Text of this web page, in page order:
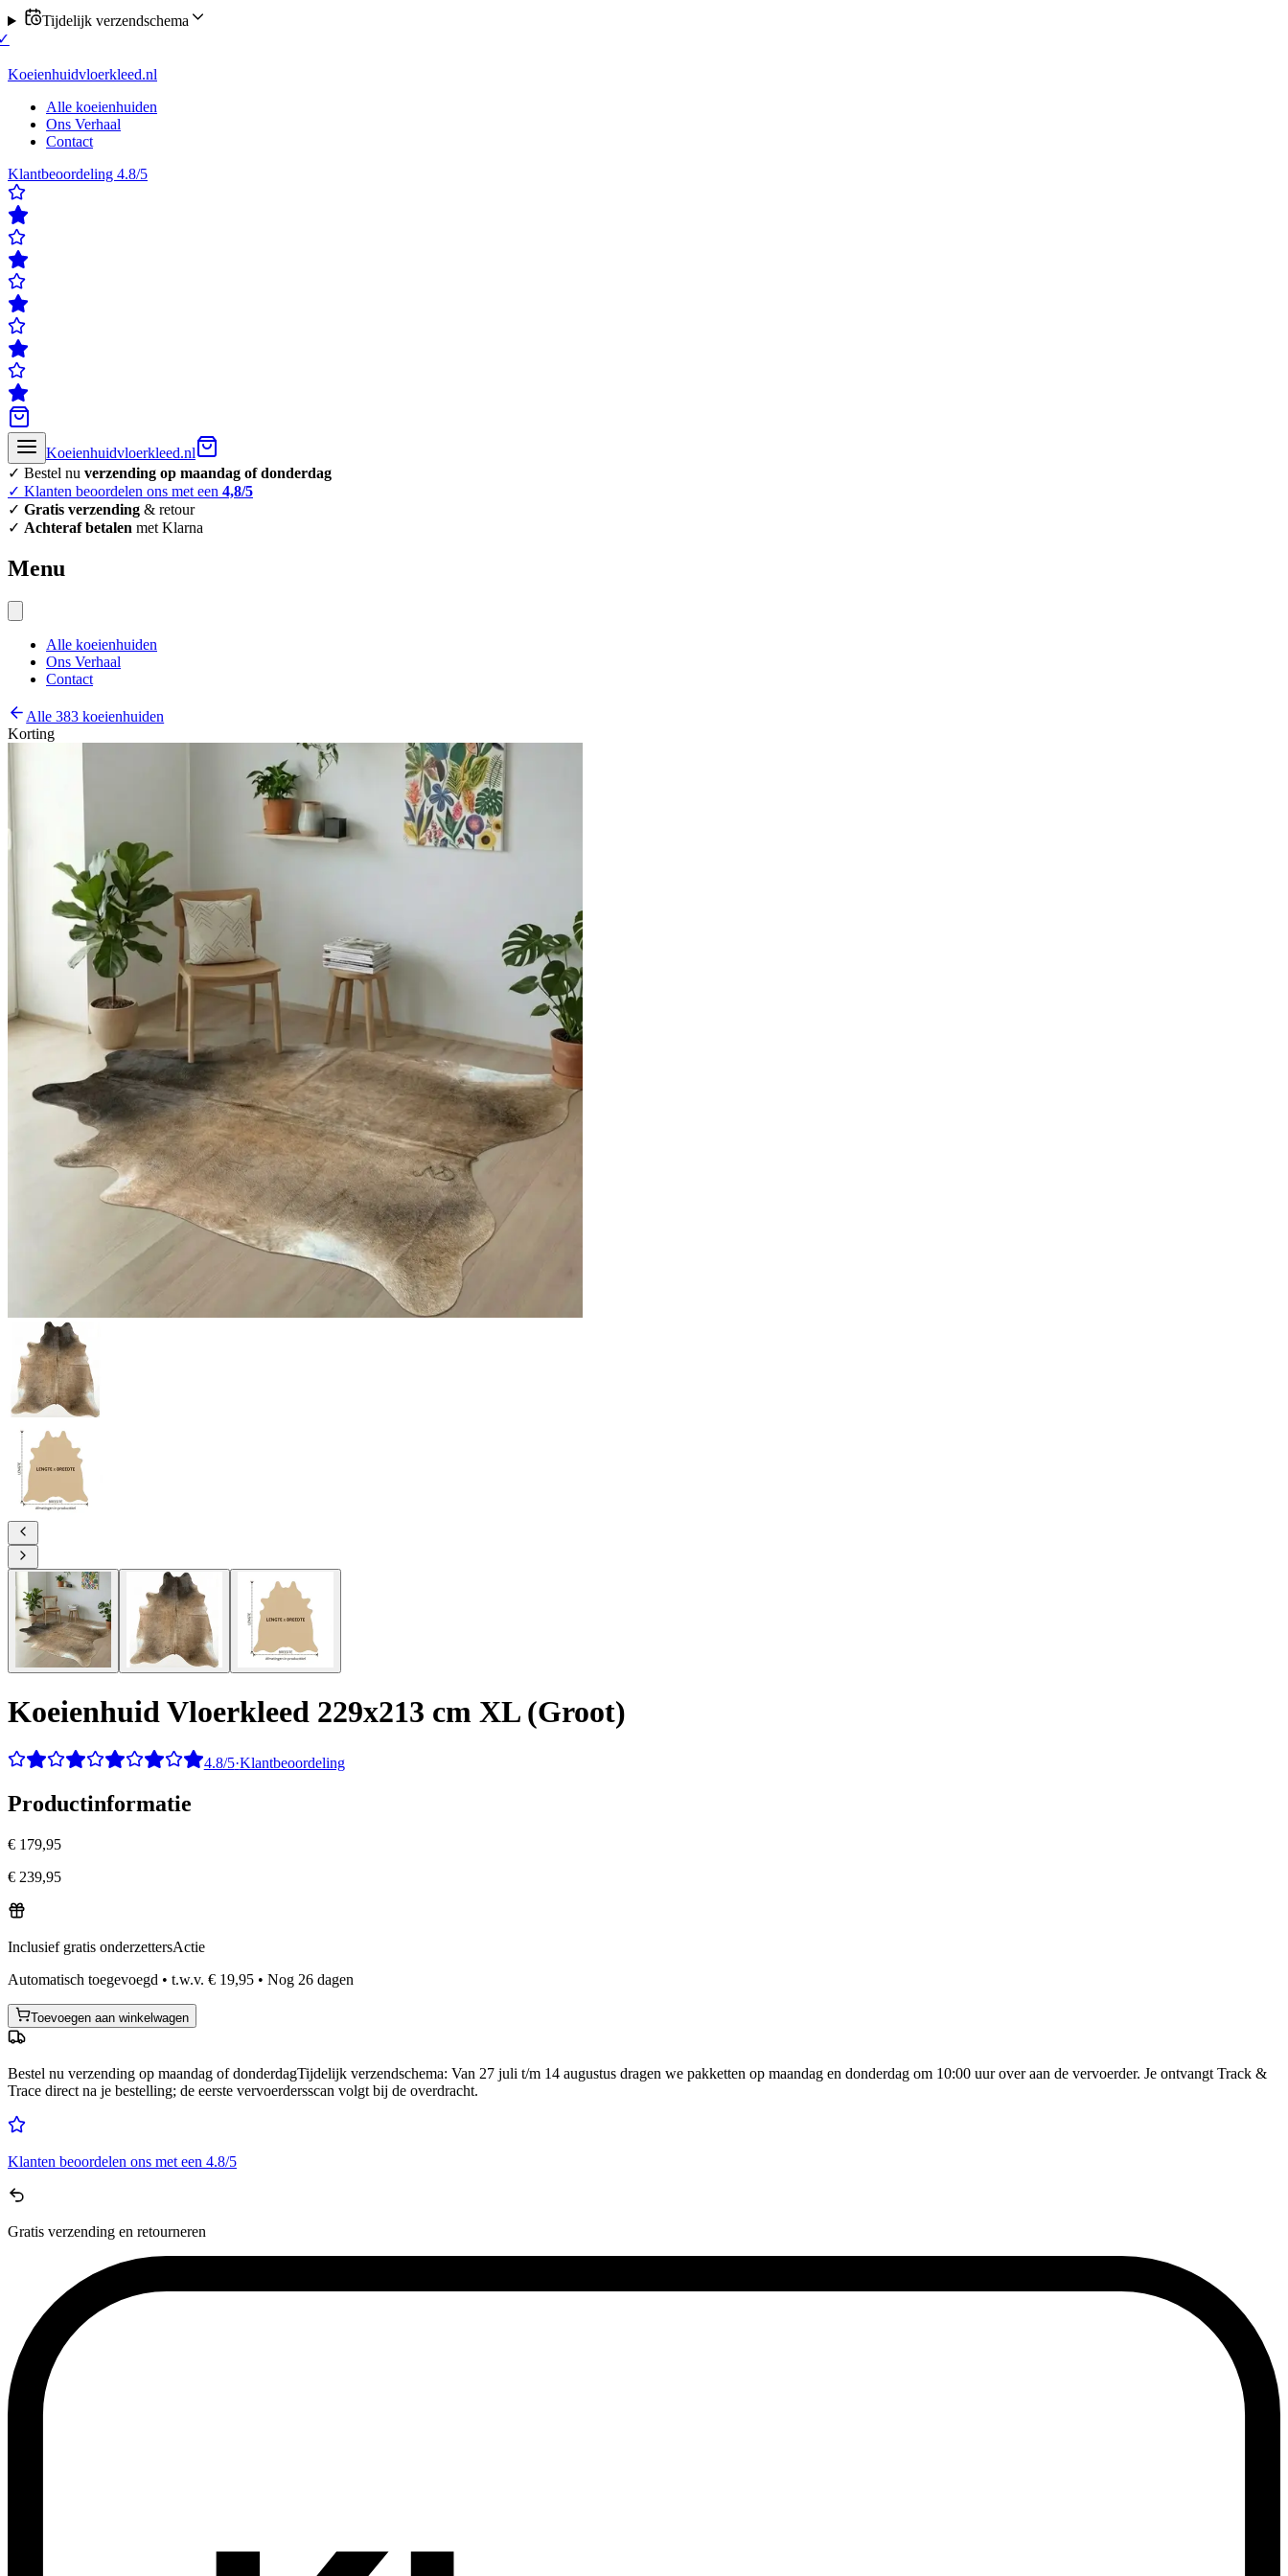
Tijdelijk verzendschema
op maandag of donderdag
Koeienhuidvloerkleed.nl
Alle koeienhuiden
Ons Verhaal
Contact
Klantbeoordeling 4.8/5
Koeienhuidvloerkleed.nl
✓ Bestel nu verzending op maandag of donderdag
✓ Klanten beoordelen ons met een 4,8/5
✓ Gratis verzending & retour
✓ Achteraf betalen met Klarna
Menu
Alle koeienhuiden
Ons Verhaal
Contact
Alle 383 koeienhuiden
Korting
Koeienhuid Vloerkleed 229x213 cm XL (Groot)
4.8/5·Klantbeoordeling
Productinformatie
€ 179,95
€ 239,95
Inclusief gratis onderzettersActie
Automatisch toegevoegd • t.w.v. € 19,95 • Nog 26 dagen
Toevoegen aan winkelwagen
Bestel nu verzending op maandag of donderdagTijdelijk verzendschema: Van 27 juli t/m 14 augustus dragen we pakketten op maandag en donderdag om 10:00 uur over aan de vervoerder. Je ontvangt Track &
Trace direct na je bestelling; de eerste vervoerdersscan volgt bij de overdracht.
Klanten beoordelen ons met een 4.8/5
Gratis verzending en retourneren